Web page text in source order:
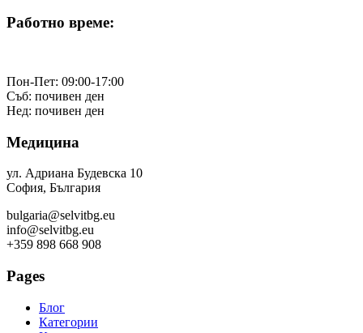
Работно време:
Пон-Пет: 09:00-17:00
Съб: почивен ден
Нед: почивен ден
Медицина
ул. Адриана Будевска 10
София, България
bulgaria@selvitbg.eu
info@selvitbg.eu
+359 898 668 908
Pages
Блог
Категории